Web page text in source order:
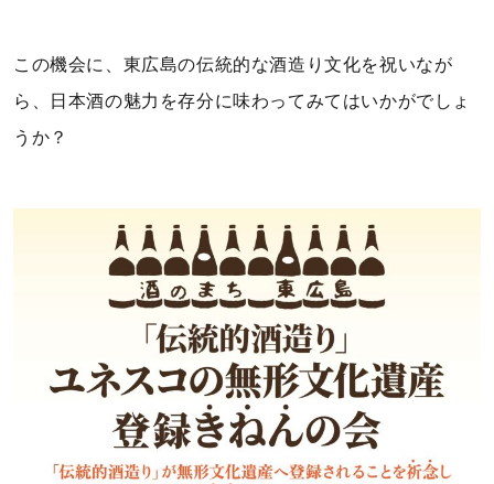
この機会に、東広島の伝統的な酒造り文化を祝いなが
ら、日本酒の魅力を存分に味わってみてはいかがでしょ
うか？